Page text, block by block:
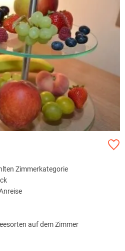
Zimmerkategorie
auf dem Zimmer